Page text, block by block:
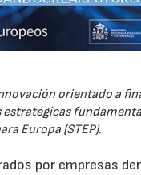
orientado a
Europa (STEP).
por empresas